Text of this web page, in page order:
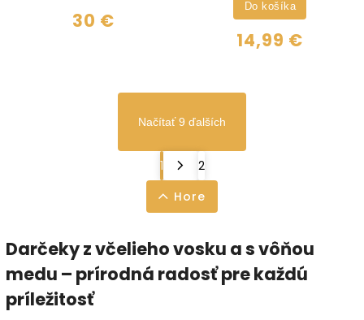
30 €
14,99 €
Do košíka
Načítať 9 ďalších
1
2
Hore
Darčeky z včelieho vosku a s vôňou
medu – prírodná radosť pre každú
príležitosť